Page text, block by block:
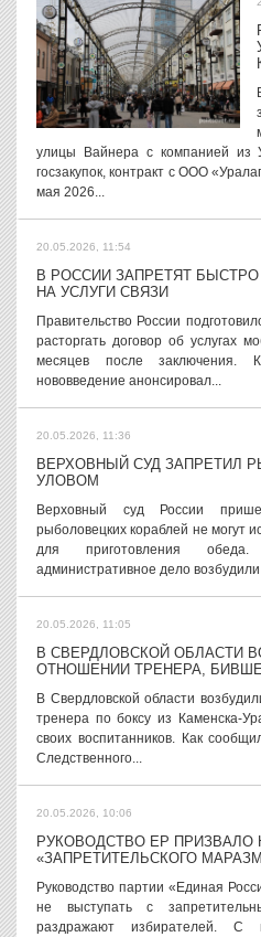
улицы Вайнера с компанией из
госзакупок, контракт с ООО
мая 2026...
20.05.2026, 11:54
В РОССИИ ЗАПРЕТЯТ
НА УСЛУГИ СВЯЗИ
Правительство России
расторгать договор об услугах
месяцев после заключения.
нововведение анонсировал...
20.05.2026, 11:36
ВЕРХОВНЫЙ СУД ЗАПРЕТИЛ
УЛОВОМ
Верховный суд России
рыболовецких кораблей не могут
для приготовления
административное дело
20.05.2026, 11:05
В СВЕРДЛОВСКОЙ ОБЛАСТИ
ОТНОШЕНИИ ТРЕНЕРА,
В Свердловской области
тренера по боксу из Каменска-
своих воспитанников. Как
Следственного...
20.05.2026, 10:06
РУКОВОДСТВО ЕР ПРИЗВАЛО
«ЗАПРЕТИТЕЛЬСКОГО
Руководство партии «Единая
не выступать с
раздражают избирателей.